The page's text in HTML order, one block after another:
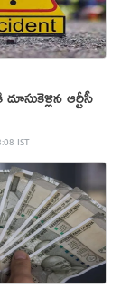
ఆర్టీసీ
IST